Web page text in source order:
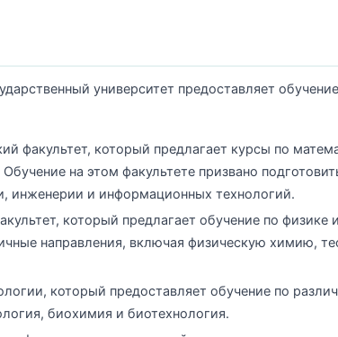
университет предоставляет
факультет, который предлагает курсы по
на этом факультете призвано
инженерии и информационных технологий.
который предлагает обучение по
направления, включая физическую химию,
который предоставляет обучение по
биохимия и биотехнология.